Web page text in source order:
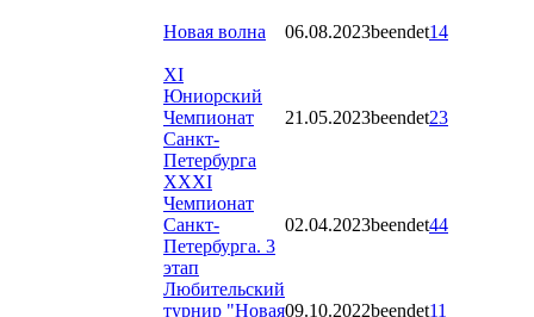
Новая волна 06.08.2023beendet14
XI
Юниорский
Чемпионат
Санкт-
Петербурга
21.05.2023beendet23
ХХХI
Чемпионат
Санкт-
Петербурга. 3
этап
02.04.2023beendet44
Любительский
турнир "Новая09.10.2022beendet11